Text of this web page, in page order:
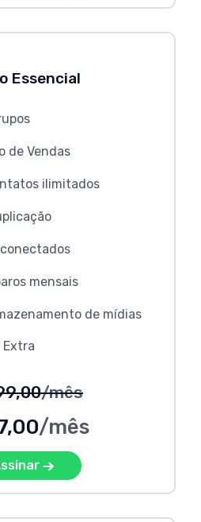
Essencial
de Vendas
ilimitados
mensais
de mídias
Extra
/mês
/mês